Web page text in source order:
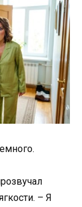
– Я